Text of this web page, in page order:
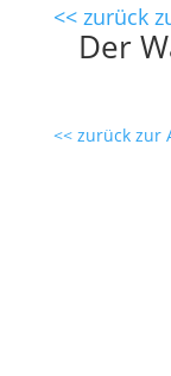
<< zurück
Der
<< zurück zur